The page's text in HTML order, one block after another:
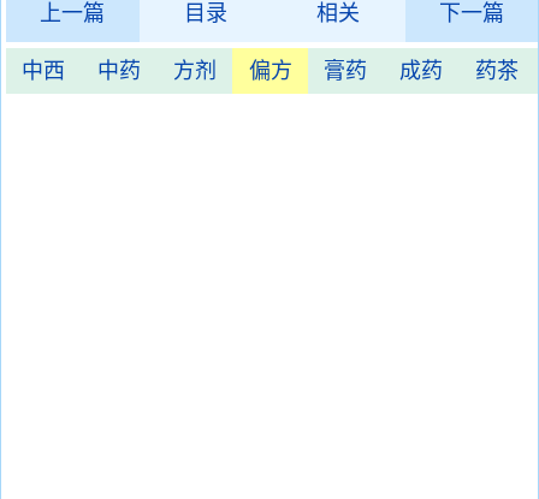
上一篇 目录 相关 下一篇
中西 中药 方剂 偏方 膏药 成药 药茶